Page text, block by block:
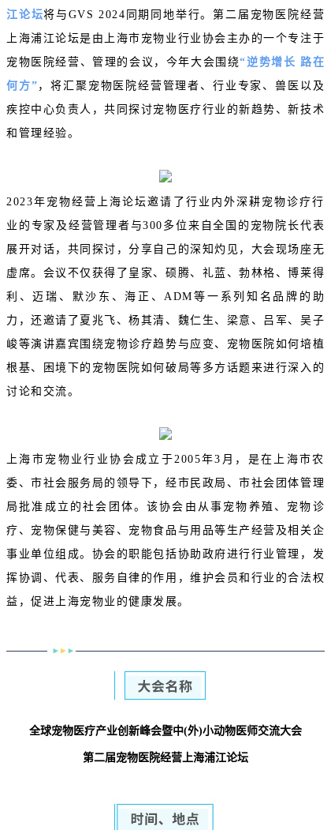
江论坛将与GVS 2024同期同地举行。第二届宠物医院经营
上海浦江论坛是由上海市宠物业行业协会主办的一个专注于
宠物医院经营、管理的会议，今年大会围绕“逆势增长 路在
何方” ，将汇聚宠物医院经营管理者、行业专家、兽医以及
疾控中心负责人，共同探讨宠物医疗行业的新趋势、新技术
和管理经验。
2023年宠物经营上海论坛邀请了行业内外深耕宠物诊疗行
业的专家及经营管理者与300多位来自全国的宠物院长代表
展开对话，共同探讨，分享自己的深知灼见，大会现场座无
虚席。会议不仅获得了皇家、硕腾、礼蓝、勃林格、博莱得
利、迈瑞、默沙东、海正、ADM等一系列知名品牌的助
力，还邀请了夏兆飞、杨其清、魏仁生、梁意、吕军、吴子
峻等演讲嘉宾围绕宠物诊疗趋势与应变、宠物医院如何培植
根基、困境下的宠物医院如何破局等多方话题来进行深入的
讨论和交流。
上海市宠物业行业协会成立于2005年3月，是在上海市农
委、市社会服务局的领导下，经市民政局、市社会团体管理
局批准成立的社会团体。该协会由从事宠物养殖、宠物诊
疗、宠物保健与美容、宠物食品与用品等生产经营及相关企
事业单位组成。协会的职能包括协助政府进行行业管理，发
挥协调、代表、服务自律的作用，维护会员和行业的合法权
益，促进上海宠物业的健康发展。
全球宠物医疗产业创新峰会暨中(外)小动物医师交流大会
第二届宠物医院经营上海浦江论坛